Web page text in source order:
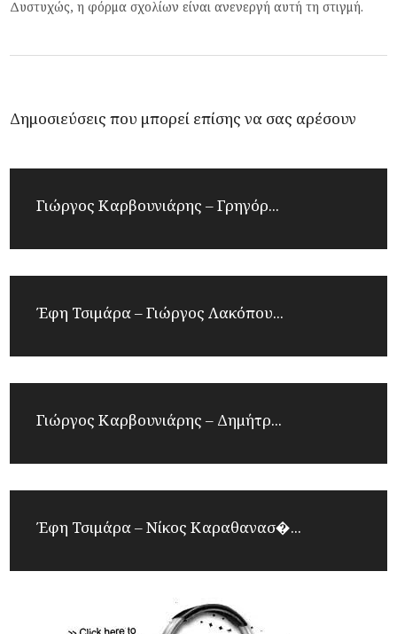
Δυστυχώς, η φόρμα σχολίων είναι ανενεργή αυτή τη στιγμή.
Δημοσιεύσεις που μπορεί επίσης να σας αρέσουν
Γιώργος Καρβουνιάρης – Γρηγόρ...
Έφη Τσιμάρα – Γιώργος Λακόπου...
Γιώργος Καρβουνιάρης – Δημήτρ...
Έφη Τσιμάρα – Νίκος Καραθανασ�...